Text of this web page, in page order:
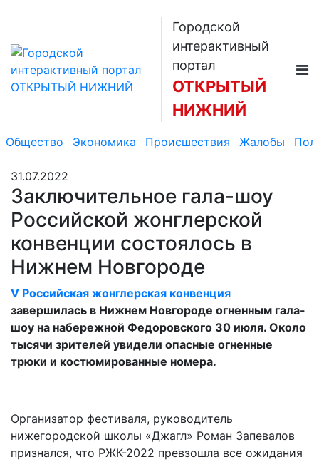
Городской
интерактивный
портал
ОТКРЫТЫЙ
НИЖНИЙ
Общество Экономика Происшествия Жалобы
31.07.2022
Заключительное гала-шоу
Российской жонглерской
конвенции состоялось в
Нижнем Новгороде
V Российская жонглерская конвенция
завершилась в Нижнем Новгороде огненным гала-
шоу на набережной Федоровского 30 июля. Около
тысячи зрителей увидели опасные огненные
трюки и костюмированные номера.
Организатор фестиваля, руководитель
нижегородской школы «Джагл» Роман Запевалов
признался, что РЖК-2022 превзошла все ожидания